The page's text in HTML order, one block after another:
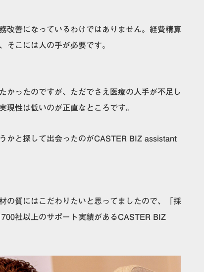
改善になっているわけではありません。経費精算
そこには人の手が必要です。
かったのですが、ただでさえ 医療の人手が不足し
現性は低いのが正直なところです。
かと探して出会ったのがCASTER BIZ assistant
の質にはこだわりたい と思ってましたので、
「採
社以上のサポート実績があるCASTER BIZ